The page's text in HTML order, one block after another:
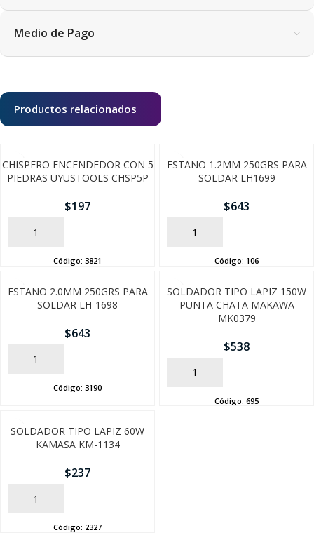
Medio de Pago
Productos relacionados
CHISPERO ENCENDEDOR CON 5
PIEDRAS UYUSTOOLS CHSP5P
$197
AÑADIR
Código: 3821
ESTANO 1.2MM 250GRS PARA
SOLDAR LH1699
$643
AÑADIR
Código: 106
ESTANO 2.0MM 250GRS PARA
SOLDAR LH-1698
$643
AÑADIR
Código: 3190
SOLDADOR TIPO LAPIZ 150W
PUNTA CHATA MAKAWA
MK0379
$538
AÑADIR
Código: 695
SOLDADOR TIPO LAPIZ 60W
KAMASA KM-1134
$237
AÑADIR
Código: 2327